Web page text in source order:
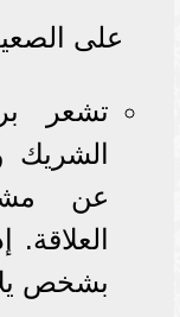
على
تشعر
عن
بشخص